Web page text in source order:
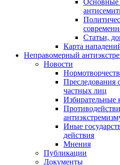
Основные
Статьи,
Карта
Неправомерный
Новости
частных лиц
Избирательные
Иные
действия
Мнения
Публикации
Документы